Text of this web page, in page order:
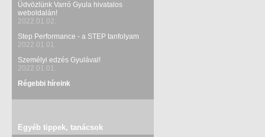
Üdvözlünk Varró Gyula hivatalos
weboldalán!
2022.01.02.
Step Performance - a STEP tanfolyam
2022.01.01.
Személyi edzés Gyulával!
2022.01.01.
Régebbi híreink
Egyéb tippek, tanácsok